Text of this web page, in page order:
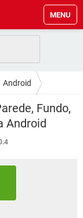
MENU
Android
Fundo,
Android